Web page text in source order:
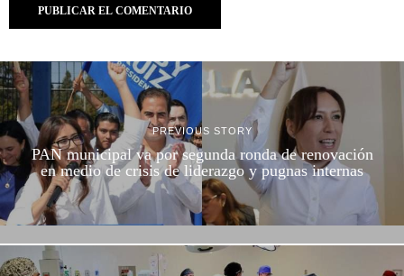
PREVIOUS STORY
PAN municipal va por segunda ronda de renovación
en medio de crisis de liderazgo y pugnas internas